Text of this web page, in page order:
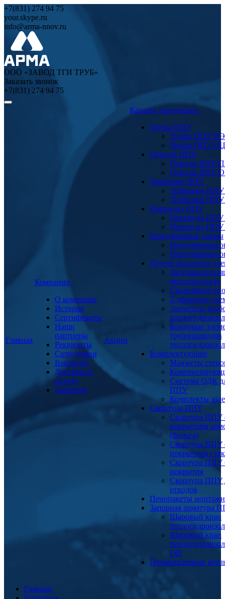
+7(831) 274 94 75
your.skype.ru
info@arma-nnov.ru
ООО «ЗАВОД ТГИ ТРУБ»
Заказать звонок
+7(831) 274 94 75
Главная
Компания
О компании
История
Сертификаты
Наши
партнеры
Реквизиты
Сотрудники
Вакансии
Доставка и
оплата
Гарантия
Акции
Каталог продукции
Трубы ППУ
Трубы ППУ ПЭ
Трубы ППУ ОЦ
Отводы ППУ
Отводы ППУ
Отводы ППУ
Тройники ППУ
Тройники
Тройники
Переходы ППУ
Переходы
Переходы
Неподвижные опоры
Неподвижная
Неподвижная
Другие фасонные
Заглушка
металлическая
Скользящие
Z-образные
Элементы
Концевые
трубопроводов
Комплектующие
Манжеты
Система ОДК
ППУ
Комплекты
Скорлупа ППУ
Скорлупа ППУ
покрытием
(фольга)
Скорлупа ППУ
покрытием
Скорлупа ППУ
покрытия
Скорлупа ППУ
отводов
Пенопакеты
Запорная арматура
Шаровый кран
Шаровый кран
ОЦ
Промышленные
Главная